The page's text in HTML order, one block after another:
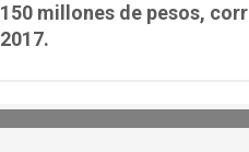
150 millones de pesos,
2017.